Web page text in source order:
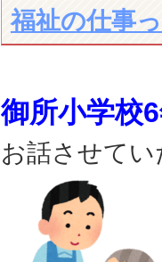
福祉の仕事
御所小学校
お話させて